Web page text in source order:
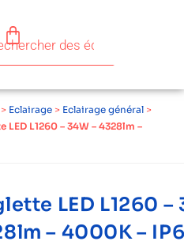
> Eclairage > Eclairage général >
LED L1260 – 34W – 4328lm –
LED L1260 –
– 4000K –